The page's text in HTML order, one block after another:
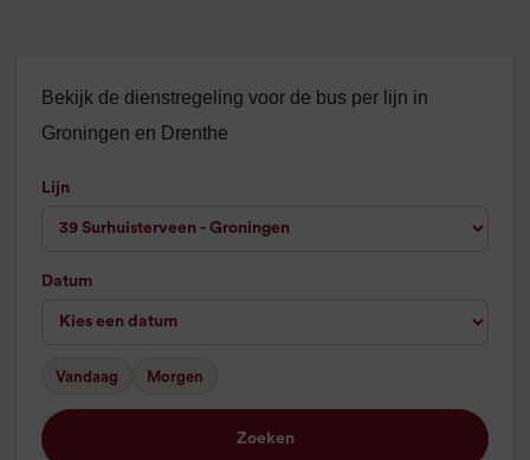
Bekijk de dienstregeling voor de bus per lijn in
Groningen en Drenthe
Lijn
Datum
Vandaag Morgen
Zoeken